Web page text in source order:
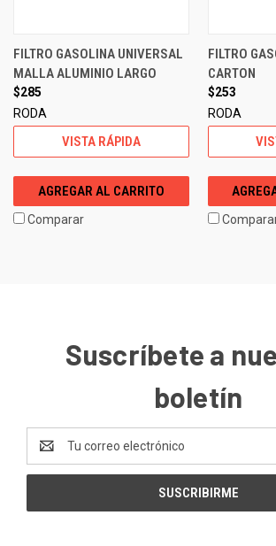
FILTRO GASOLINA UNIVERSAL
MALLA ALUMINIO LARGO
$285
RODA
VISTA RÁPIDA
AGREGAR AL CARRITO
Comparar
FILTRO
CARTON
$253
RODA
Suscríbete a
boletín
de
correo